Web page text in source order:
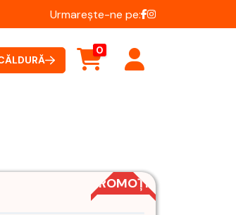
Urmarește-ne pe:
0
PROMOȚIE